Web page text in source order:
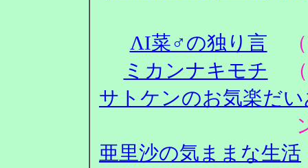
ΛΙ菜♂の独り言 （
ミカンナキモチ （
サトケンのお気楽だ
亜里沙の気ままな生活